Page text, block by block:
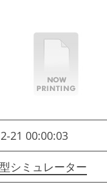
21 00:00:03
シミュレーター